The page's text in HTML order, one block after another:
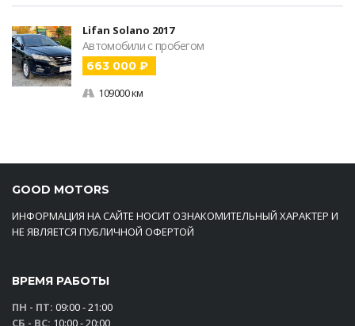
Lifan Solano 2017
Автомобили с пробегом
663 000 ₽
109000 км
GOOD MOTORS
ИНФОРМАЦИЯ НА САЙТЕ НОСИТ ОЗНАКОМИТЕЛЬНЫЙ ХАРАКТЕР И
НЕ ЯВЛЯЕТСЯ ПУБЛИЧНОЙ ОФЕРТОЙ
ВРЕМЯ РАБОТЫ
ПН - ПТ: 09:00 - 21:00
СБ - ВС: 10:00 - 20:00